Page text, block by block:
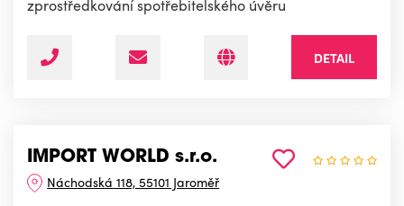
zprostředkování spotřebitelského úvěru
DETAIL
IMPORT WORLD s.r.o.
Náchodská 118, 55101 Jaroměř